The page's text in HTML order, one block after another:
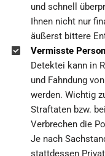
und schnell
Ihnen nicht nur
äußerst bittere
Vermisste
Detektei kann in
und Fahndung
werden. Wichtig
Straftaten bzw.
Verbrechen die
Je nach
stattdessen